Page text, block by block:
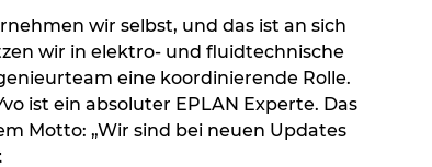
wir selbst, und das ist an sich
wir in elektro- und fluidtechnische
eine koordinierende Rolle.
ist ein absoluter EPLAN Experte. Das
Motto: „Wir sind bei neuen Updates